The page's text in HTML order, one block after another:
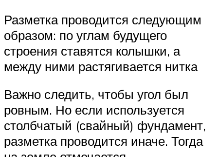
Разметка проводится следующим
образом: по углам будущего
строения ставятся колышки, а
между ними растягивается нитка
Важно следить, чтобы угол был
ровным. Но если используется
столбчатый (свайный) фундамент,
разметка проводится иначе. Тогда